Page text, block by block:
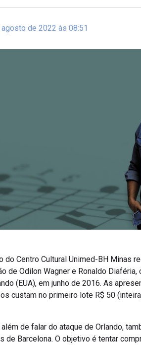
de 2022 às 08:51
do Centro Cultural Unimed-BH Minas
de Odilon Wagner e Ronaldo
(EUA), em junho de 2016. As
custam no primeiro lote R$ 50
de falar do ataque de Orlando,
de Barcelona. O objetivo é tentar